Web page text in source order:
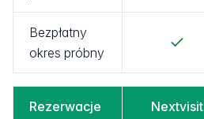
Bezpłatny
okres próbny
Rezerwacje Nextvisit